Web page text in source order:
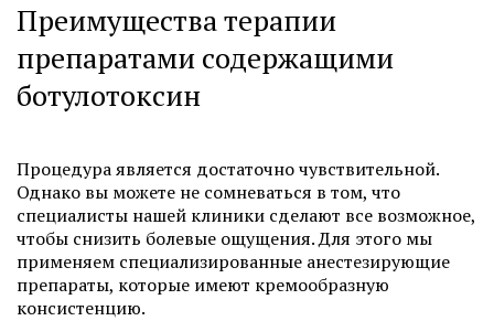
Преимущества терапии
препаратами содержащими
ботулотоксин
Процедура является достаточно чувствительной.
Однако вы можете не сомневаться в том, что
специалисты нашей клиники сделают все возможное,
чтобы снизить болевые ощущения. Для этого мы
применяем специализированные анестезирующие
препараты, которые имеют кремообразную
консистенцию.